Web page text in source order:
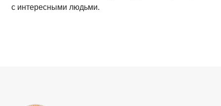
с интересными людьми.